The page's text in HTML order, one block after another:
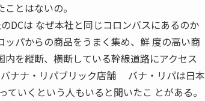
とはないの。
DCは なぜ本社と同じコロンバスにあるのか
パからの商品をうまく集め、鮮 度の高い商
を縦断、横断している幹線道路にアクセス
ナナ・リパブリック店舗 バナ・リパは日本
いくという人もいると聞いたこ とがある。